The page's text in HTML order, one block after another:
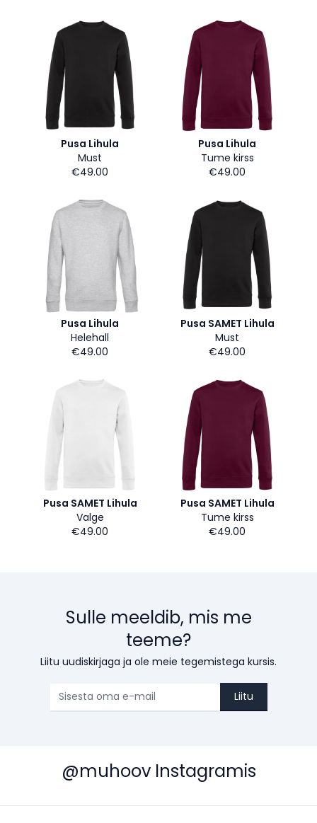
Pusa Lihula
Must
€49.00
Pusa Lihula
Tume kirss
€49.00
Pusa Lihula
Helehall
€49.00
Pusa SAMET Lihula
Must
€49.00
Pusa SAMET Lihula
Valge
€49.00
Pusa SAMET Lihula
Tume kirss
€49.00
Sulle meeldib, mis me
teeme?
Liitu uudiskirjaga ja ole meie tegemistega kursis.
Liitu
@muhoov Instagramis